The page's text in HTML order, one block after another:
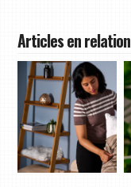
Articles en relation